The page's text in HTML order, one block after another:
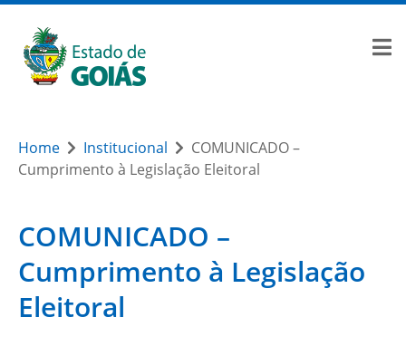
Home Institucional
COMUNICADO –
Cumprimento à Legislação Eleitoral
COMUNICADO –
Cumprimento à Legislação
Eleitoral